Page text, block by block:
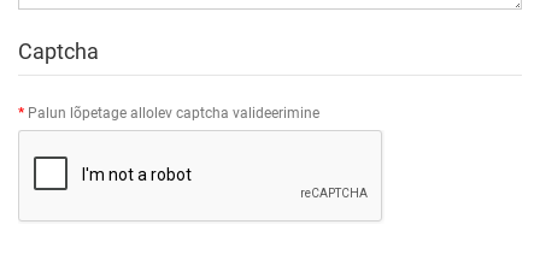
Captcha
Palun lõpetage allolev captcha valideerimine